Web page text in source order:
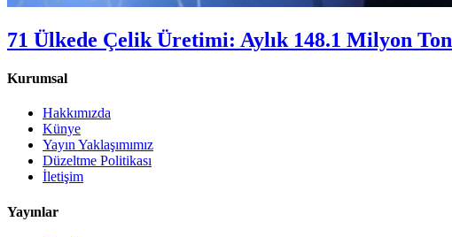
71 Ülkede Çelik Üretimi: Aylık 148.1 Milyon Ton
Kurumsal
Hakkımızda
Künye
Yayın Yaklaşımımız
Düzeltme Politikası
İletişim
Yayınlar